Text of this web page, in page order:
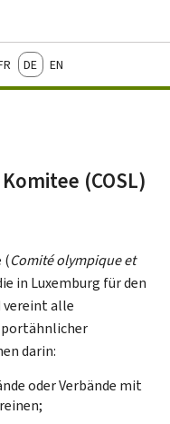
DeutschEnglish
(COSL)
(Comité olympique et
in Luxemburg für den
alle
darin:
oder Verbände mit